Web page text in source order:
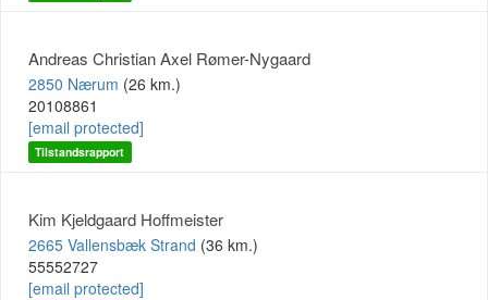
Andreas Christian Axel Rømer-Nygaard
2850 Nærum (26 km.)
20108861
[email protected]
Tilstandsrapport
Kim Kjeldgaard Hoffmeister
2665 Vallensbæk Strand (36 km.)
55552727
[email protected]